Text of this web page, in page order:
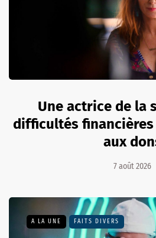
Une actrice de la
difficultés
aux
7 août 2026
A LA UNE FAITS DIVERS